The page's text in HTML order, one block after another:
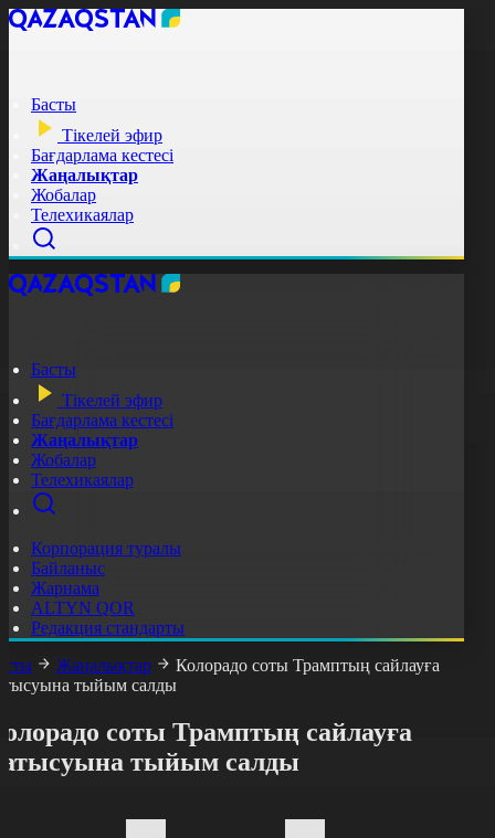
Басты
Тікелей эфир
Бағдарлама кестесі
Жаңалықтар
Жобалар
Телехикаялар
Басты
Тікелей эфир
Бағдарлама кестесі
Жаңалықтар
Жобалар
Телехикаялар
Корпорация туралы
Байланыс
Жарнама
ALTYN QOR
Редакция стандарты
Жаңалықтар
Колорадо соты Трамптың сайлауға
тыйым салды
соты Трамптың сайлауға
тыйым салды